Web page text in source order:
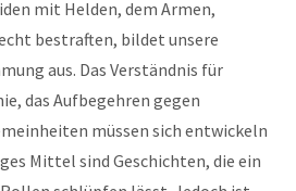
mit Helden, dem Armen,
bestraften, bildet unsere
aus. Das Verständnis für
das Aufbegehren gegen
müssen sich entwickeln
Mittel sind Geschichten, die ein